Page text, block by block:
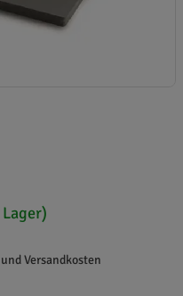
Versandkosten